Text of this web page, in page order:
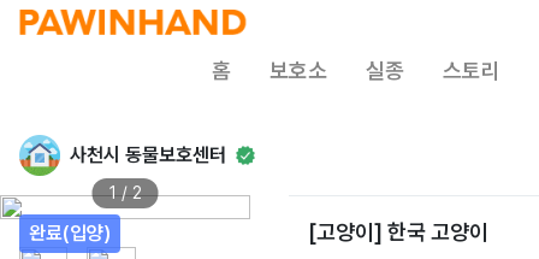
홈 보호소 실종 스토리
사천시 동물보호센터
완료(입양)
1 / 2
[고양이] 한국 고양이